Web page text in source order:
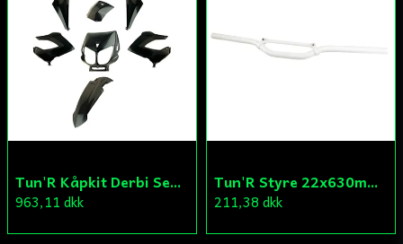
Tun'R Kåpkit Derbi Senda
963,11 dkk
Tun'R Styre 22x630mm Vit
211,38 dkk